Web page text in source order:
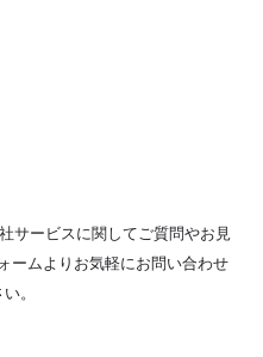
サービスに関してご質問やお見
ームよりお気軽にお問い合わせ
。